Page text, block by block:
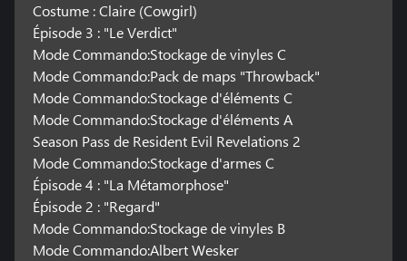
Costume : Claire (Cowgirl)
Épisode 3 : "Le Verdict"
Mode Commando:Stockage de vinyles C
Mode Commando:Pack de maps "Throwback"
Mode Commando:Stockage d'éléments C
Mode Commando:Stockage d'éléments A
Season Pass de Resident Evil Revelations 2
Mode Commando:Stockage d'armes C
Épisode 4 : "La Métamorphose"
Épisode 2 : "Regard"
Mode Commando:Stockage de vinyles B
Mode Commando:Albert Wesker